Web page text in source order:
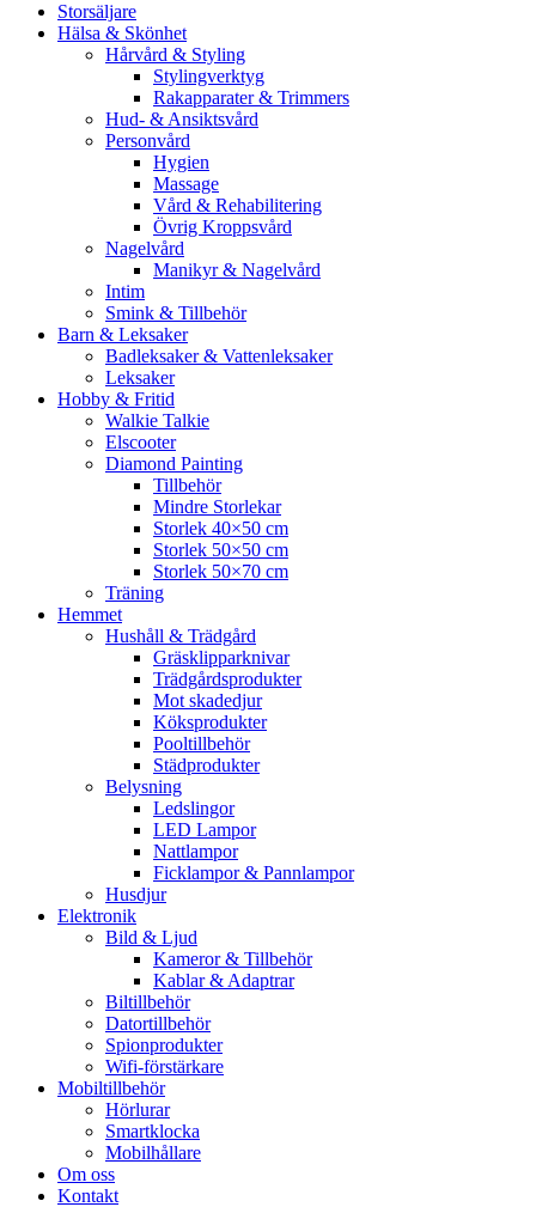
Storsäljare
Hälsa & Skönhet
Hårvård & Styling
Stylingverktyg
Rakapparater & Trimmers
Hud- & Ansiktsvård
Personvård
Hygien
Massage
Vård & Rehabilitering
Övrig Kroppsvård
Nagelvård
Manikyr & Nagelvård
Intim
Smink & Tillbehör
Barn & Leksaker
Badleksaker & Vattenleksaker
Leksaker
Hobby & Fritid
Walkie Talkie
Elscooter
Diamond Painting
Tillbehör
Mindre Storlekar
Storlek 40×50 cm
Storlek 50×50 cm
Storlek 50×70 cm
Träning
Hemmet
Hushåll & Trädgård
Gräsklipparknivar
Trädgårdsprodukter
Mot skadedjur
Köksprodukter
Pooltillbehör
Städprodukter
Belysning
Ledslingor
LED Lampor
Nattlampor
Ficklampor & Pannlampor
Husdjur
Elektronik
Bild & Ljud
Kameror & Tillbehör
Kablar & Adaptrar
Biltillbehör
Datortillbehör
Spionprodukter
Wifi-förstärkare
Mobiltillbehör
Hörlurar
Smartklocka
Mobilhållare
Om oss
Kontakt